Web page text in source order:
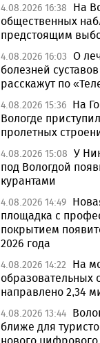
4.08.2026 16:38
На
общественных
предстоящим
4.08.2026 16:03 О
болезней
расскажут по
4.08.2026 15:36 На
Вологде
пролетных
4.08.2026 15:08 У
под Вологдой
курантами
4.08.2026 14:49
площадка с
покрытием
2026 года
4.08.2026 14:22
На
образовательных
направлено 2,34
4.08.2026 13:44
ближе для